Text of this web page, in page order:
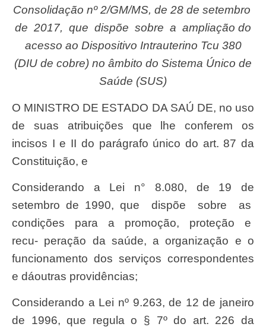
Consolidação nº 2/GM/MS, de 28 de setembro
de 2017, que dispõe sobre a ampliação do
acesso ao Dispositivo Intrauterino Tcu 380
(DIU de cobre) no âmbito do Sistema Único de
Saúde (SUS)
MINISTRO DE ESTADO DA SAÚ DE, no uso
de suas atribuições que lhe conferem os
incisos I e II do parágrafo único do art. 87 da
Constituição, e
Considerando a Lei n° 8.080, de 19 de
setembro de 1990, que dispõe sobre
as
condições para a promoção, proteção
e
recu- peração da saúde, a organização e o
funcionamento dos serviços correspondentes
e dáoutras providências;
Considerando a Lei nº 9.263, de 12 de janeiro
de 1996, que regul a o § 7º do art. 226 da